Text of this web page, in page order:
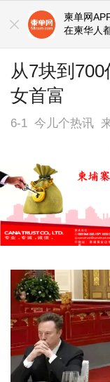
柬单网
在柬华人
从7块到
女首富
6-1 今儿个热讯